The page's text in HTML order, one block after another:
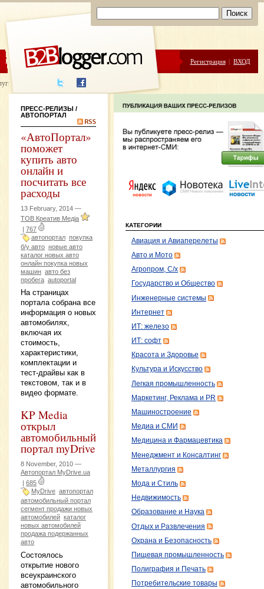
ЦЕНЫ ПОМОЩЬ Регистрация | ВХОД
написания
ПРЕСС-РЕЛИЗЫ /
АВТОПОРТАЛ
«АвтоПортал»
поможет
купить авто
онлайн и
посчитать все
расходы
13 February, 2014 —
ТОВ Креатив Медіа
| 767
автопортал покупка
б/у авто новые авто
каталог новых авто
онлайн покупка новых
машин авто без
пробега autoportal
На страницах
портала собрана все
информация о новых
автомобилях,
включая их
стоимость,
характеристики,
комплектации и
тест-драйвы как в
текстовом, так и в
видео формате.
KP Media
открыл
автомобильный
портал myDrive
8 November, 2010 —
Автопортал MyDrive.ua
| 685
MyDrive автопортал
автомобильный портал
сегмент продажи новых
автомобилей каталог
новых автомобилей
продажа подержанных
авто
Состоялось
открытие нового
всеукраинского
автомобильного
КАТЕГОРИИ
Авиация и Авиаперелеты
Авто и Мото
Агропром, С/х
Государство и Общество
Инженерные системы
Интернет
ИТ: железо
ИТ: софт
Красота и Здоровье
Культура и Искусство
Легкая промышленность
Маркетинг, Реклама и PR
Машиностроение
Медиа и СМИ
Медицина и Фармацевтика
Менеджмент и Консалтинг
Металлургия
Мода и Стиль
Недвижимость
Образование и Наука
Отдых и Развлечения
Охрана и Безопасность
Пищевая промышленность
Полиграфия и Печать
Потребительские товары